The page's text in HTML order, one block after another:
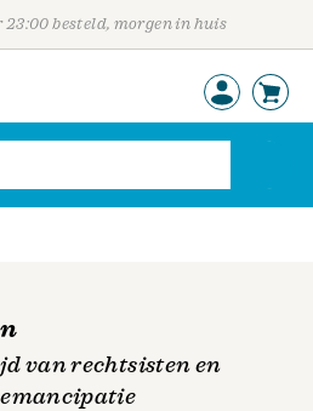
23:00 besteld, morgen in huis
van rechtsisten en